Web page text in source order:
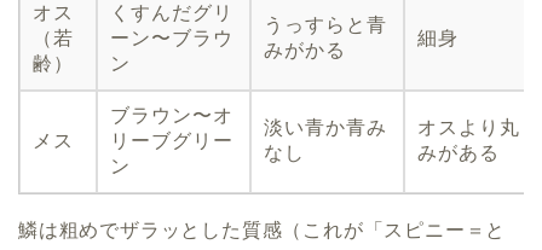
オス
（若
齢）
くすんだグリ
ーン〜ブラウ
ン
うっすらと青
みがかる
細身
メス
ブラウン〜オ
リーブグリー
ン
淡い青か青み
なし
オスより丸
みがある
鱗は粗めでザラッとした質感（これが「スピニー＝と